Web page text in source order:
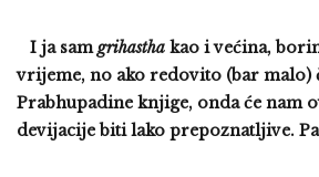
I ja samgrihastha kao i većina,
vrijeme, no ako redovito (bar malo)
Prabhupadine knjige, onda će nam
devijacije biti lako prepoznatljive.